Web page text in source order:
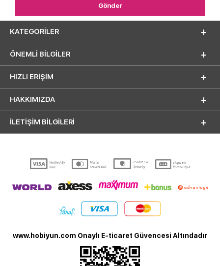
KATEGORILER
ÖNEMLI BILGILER
HIZLI ERIŞIM
HAKKIMIZDA
İLETİŞİM BİLGİLERİ
www.hobiyun.com Onaylı E-ticaret Güvencesi Altındadır